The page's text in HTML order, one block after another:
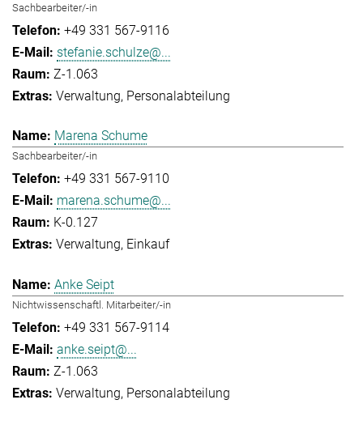
Sachbearbeiter/-in
+49 331 567-9116
stefanie.schulze@...
Z-1.063
Verwaltung Personalabteilung
Marena Schume
Sachbearbeiter/-in
+49 331 567-9110
marena.schume@...
K-0.127
Verwaltung Einkauf
Anke Seipt
Nichtwissenschaftl. Mitarbeiter/-in
+49 331 567-9114
anke.seipt@...
Z-1.063
Verwaltung Personalabteilung